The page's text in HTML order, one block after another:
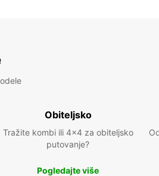
Obiteljsko
Tražite kombi ili 4x4 za obiteljsko
putovanje?
Pogledajte više